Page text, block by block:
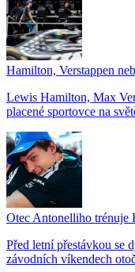
Hamilton, Verstappen
Lewis Hamilton, Max
placené sportovce na
Otec Antonelliho trénuje
Před letní přestávkou se
závodních víkendech